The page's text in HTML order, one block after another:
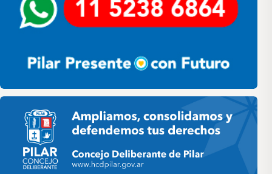
Pilar HCD